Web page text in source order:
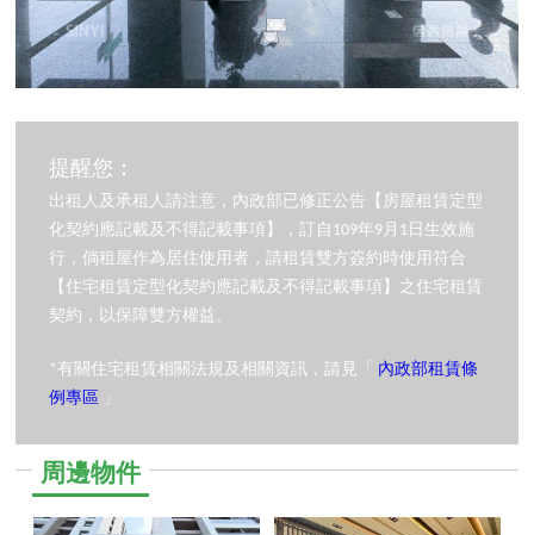
提醒您：
出租人及承租人請注意，內政部已修正公告【房屋租賃定型
化契約應記載及不得記載事項】，訂自109年9月1日生效施
行，倘租屋作為居住使用者，請租賃雙方簽約時使用符合
【住宅租賃定型化契約應記載及不得記載事項】之住宅租賃
契約，以保障雙方權益。
*有關住宅租賃相關法規及相關資訊，請見「 內政部租賃條
例專區 」
周邊物件